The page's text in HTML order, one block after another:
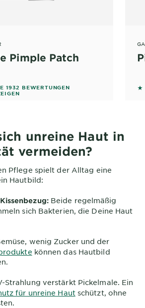
Pimple Patch
stars based on reviews
1932 BEWERTUNGEN
unreine Haut in
vermeiden?
Pflege spielt der Alltag eine
Hautbild:
Beide regelmäßig
sich Bakterien, die Deine Haut
wenig Zucker und der
können das Hautbild
Strahlung verstärkt Pickelmale. Ein
für unreine Hautschützt, ohne